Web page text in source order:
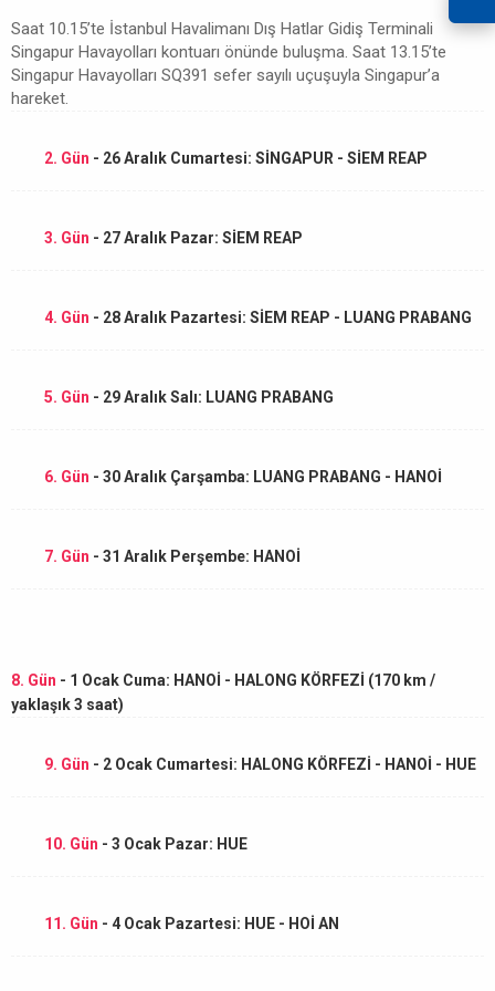
Saat 10.15’te İstanbul Havalimanı Dış Hatlar Gidiş Terminali
Singapur Havayolları kontuarı önünde buluşma. Saat 13.15’te
Singapur Havayolları SQ391 sefer sayılı uçuşuyla Singapur’a
hareket.
2. Gün - 26 Aralık Cumartesi: SİNGAPUR - SİEM REAP
3. Gün - 27 Aralık Pazar: SİEM REAP
4. Gün - 28 Aralık Pazartesi: SİEM REAP - LUANG PRABANG
5. Gün - 29 Aralık Salı: LUANG PRABANG
6. Gün - 30 Aralık Çarşamba: LUANG PRABANG - HANOİ
7. Gün - 31 Aralık Perşembe: HANOİ
8. Gün - 1 Ocak Cuma: HANOİ - HALONG KÖRFEZİ (170 km /
yaklaşık 3 saat)
9. Gün - 2 Ocak Cumartesi: HALONG KÖRFEZİ - HANOİ - HUE
10. Gün - 3 Ocak Pazar: HUE
11. Gün - 4 Ocak Pazartesi: HUE - HOİ AN